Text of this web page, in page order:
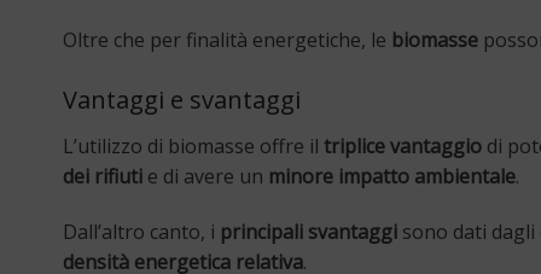
Oltre che per finalità energetiche, le biomasse
Vantaggi e svantaggi
L’utilizzo di biomasse offre il triplice vantaggio di
dei rifiuti e di avere un minore impatto ambientale.
Dall’altro canto, i principali svantaggi sono dati dagli
densità energetica relativa.